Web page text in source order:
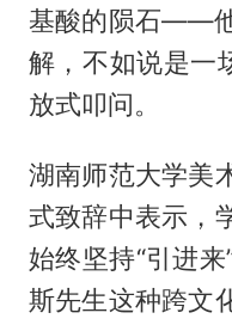
基酸的陨石——
解，不如说是一
放式叩问。
湖南师范大学美
式致辞中表示，
始终坚持“引进来
斯先生这种跨文